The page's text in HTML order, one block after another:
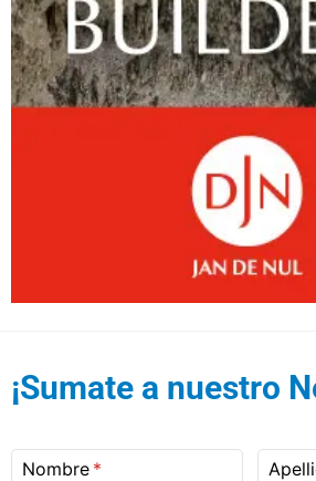
¡Sumate a nuestro
Nombre